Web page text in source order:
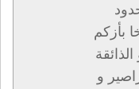
إلى حدود
بأزكم
و